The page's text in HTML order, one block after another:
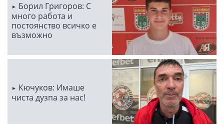
Борил Григоров: С
много работа и
постоянство всичко е
възможно
Кючуков: Имаше
чиста дузпа за нас!